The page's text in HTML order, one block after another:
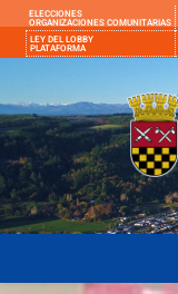
ELECCIONES
ORGANIZACIONES COMUNITARIAS
LEY DEL LOBBY
PLATAFORMA